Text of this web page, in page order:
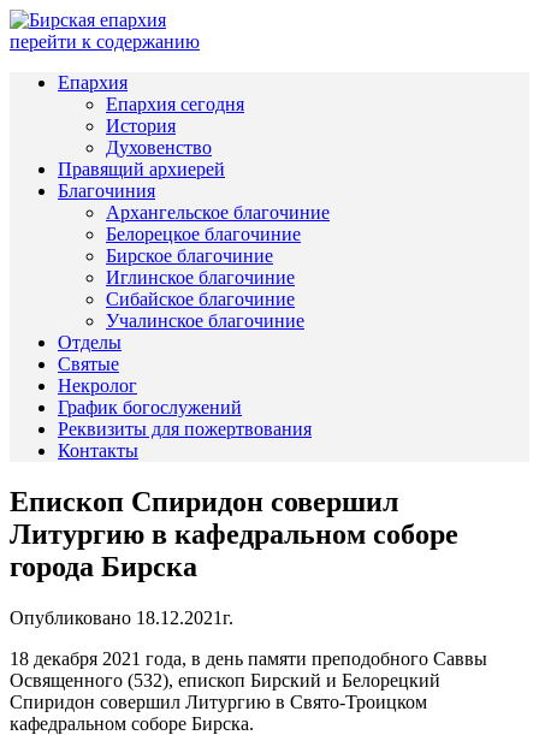
перейти к содержанию
Епархия
Епархия сегодня
История
Духовенство
Правящий архиерей
Благочиния
Архангельское благочиние
Белорецкое благочиние
Бирское благочиние
Иглинское благочиние
Сибайское благочиние
Учалинское благочиние
Отделы
Святые
Некролог
График богослужений
Реквизиты для пожертвования
Контакты
Епископ Спиридон совершил
Литургию в кафедральном соборе
города Бирска
Опубликовано 18.12.2021г.
18 декабря 2021 года, в день памяти преподобного Саввы
Освященного (532), епископ Бирский и Белорецкий
Спиридон совершил Литургию в Свято-Троицком
кафедральном соборе Бирска.